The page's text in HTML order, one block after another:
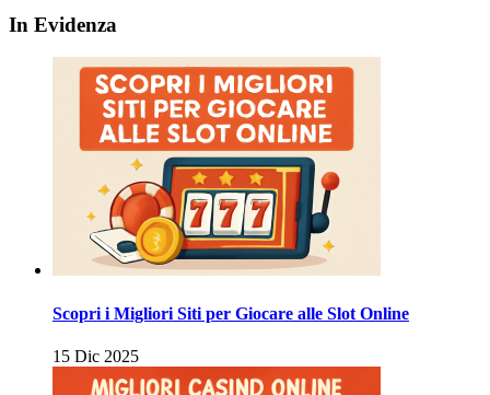
In Evidenza
Scopri i Migliori Siti per Giocare alle Slot Online
15 Dic 2025